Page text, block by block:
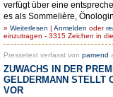
verfügt über eine
es als Sommelière,
» Weiterlesen | Anmelden oder
einzutragen - 3315 Zeichen in
Pressetext verfasst von pamend
ZUWACHS IN DER
GELDERMANN STELLT
VOR